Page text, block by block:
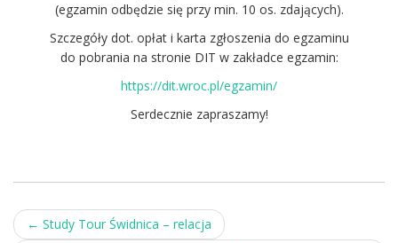
(egzamin odbędzie się przy min. 10 os. zdających).
Szczegóły dot. opłat i karta zgłoszenia do egzaminu
do pobrania na stronie DIT w zakładce egzamin:
https://dit.wroc.pl/egzamin/
Serdecznie zapraszamy!
Post
← Study Tour Świdnica – relacja